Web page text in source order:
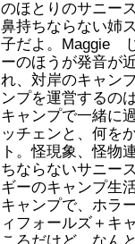
のほとりのサニー
鼻持ちならない姉
子だよ。Maggie
ーのほうが発音が
れ、対岸のキャン
ンプを運営するの
キャンプで一緒に
ッチェンと、何を
ト。怪現象、怪物
ちならないサニー
ギーのキャンプ生
キャンプで、ホラ
ィフォールズ＋キ
ころだけど、なん